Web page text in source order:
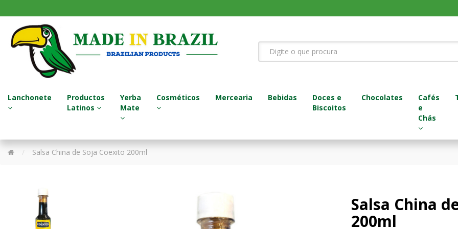
Lanchonete
Productos
Latinos
Yerba
Mate
Cosméticos Mercearia Bebidas
Doces e
Biscoitos
Chocolates
Cafés
e
Chás
Salsa China de Soja Coexito 200ml
Salsa China
200ml